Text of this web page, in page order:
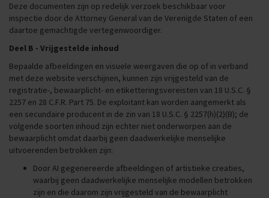
Deze documenten zijn op redelijk verzoek beschikbaar voor
inspectie door de Attorney General van de Verenigde Staten of een
daartoe gemachtigde vertegenwoordiger.
Deel B - Vrijgestelde inhoud
Bepaalde afbeeldingen en visuele weergaven die op of in verband
met deze website verschijnen, kunnen zijn vrijgesteld van de
registratie-, bewaarplicht- en etiketteringsvereisten van 18 U.S.C. §
2257 en 28 C.F.R. Part 75. De exploitant kan worden aangemerkt als
een secundaire producent in de zin van 18 U.S.C. § 2257(h)(2)(B); de
volgende soorten inhoud zijn echter niet onderworpen aan de
bewaarplicht omdat daarbij geen daadwerkelijke menselijke
uitvoerenden betrokken zijn:
Door AI gegenereerde afbeeldingen of artistieke creaties,
waarbij geen daadwerkelijke menselijke modellen betrokken
zijn en die daarom zijn vrijgesteld van de bewaarplicht